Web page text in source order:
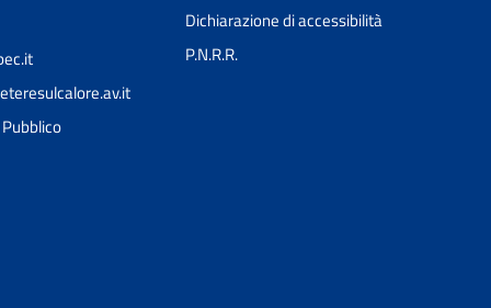
Dichiarazione di accessibilità
P.N.R.R.